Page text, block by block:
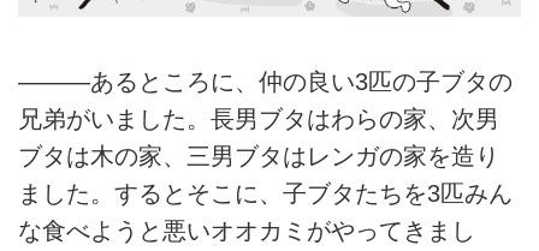
―――あるところに、仲の良い3匹の子ブタの
兄弟がいました。長男ブタはわらの家、次男
ブタは木の家、三男ブタはレンガの家を造り
ました。するとそこに、子ブタたちを3匹みん
な食べようと悪いオオカミがやってきまし